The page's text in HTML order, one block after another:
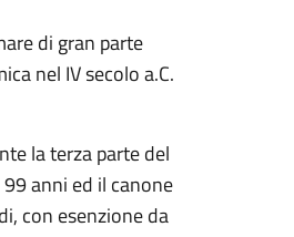
di gran parte
nel IV secolo a.C.
la terza parte del
anni ed il canone
con esenzione da